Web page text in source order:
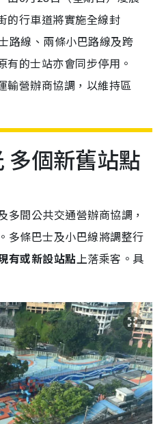
的行車道將實施全線封
路線、兩條小巴路線及跨
有的士站亦會同步停用。
輸營辦商協調，以維持區
多個新舊站點
多間公共交通營辦商協調，
多條巴士及小巴線將調整行
有或新設站點上落乘客。具